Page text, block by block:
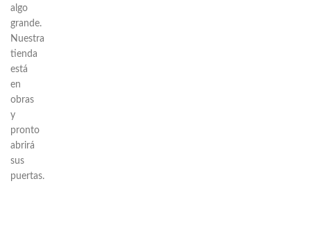
algo
grande.
Nuestra
tienda
está
en
obras
y
pronto
abrirá
sus
puertas.